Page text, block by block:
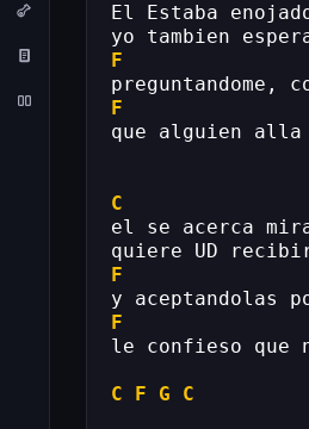
El Estaba
yo tambien
F
preguntandome,
F
que alguien alla
C
el se acerca
quiere UD
F
y aceptandolas
F
le confieso que
C F G C